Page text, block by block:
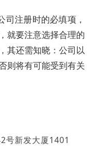
注册时的必填项，
就要注意选择合理的
其还需知晓：公司以
则将有可能受到有关
号新发大厦1401